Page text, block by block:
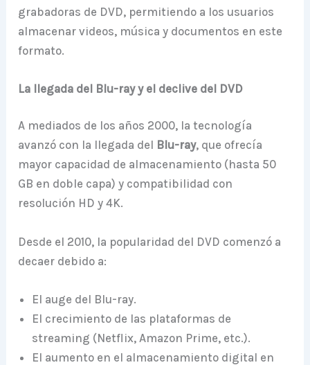
grabadoras de DVD, permitiendo a los usuarios
almacenar videos, música y documentos en este
formato.
La llegada del Blu-ray y el declive del DVD
A mediados de los años 2000, la tecnología
avanzó con la llegada del Blu-ray, que ofrecía
mayor capacidad de almacenamiento (hasta 50
GB en doble capa) y compatibilidad con
resolución HD y 4K.
Desde el 2010, la popularidad del DVD comenzó a
decaer debido a:
El auge del Blu-ray.
El crecimiento de las plataformas de
streaming (Netflix, Amazon Prime, etc.).
El aumento en el almacenamiento digital en